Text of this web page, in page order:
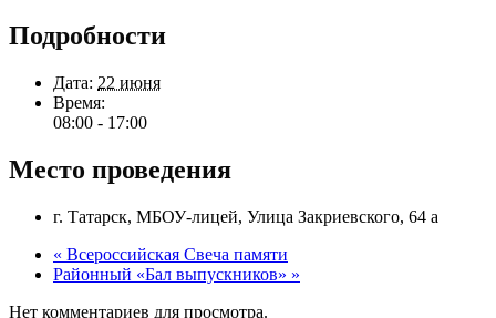
Подробности
Дата: 22 июня
Время:
08:00 - 17:00
Место проведения
г. Татарск, МБОУ-лицей, Улица Закриевского, 64 а
« Всероссийская Свеча памяти
Районный «Бал выпускников» »
Нет комментариев для просмотра.